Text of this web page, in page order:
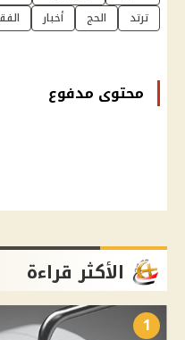
ترتد
الحج أخبار
محتوى مدفوع
الأكثر قراءة
1